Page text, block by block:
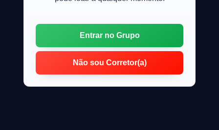
Entrar no Grupo
Não sou Corretor(a)